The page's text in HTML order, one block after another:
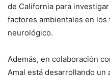
de California para
factores ambientales en
neurológico.
Además, en colaboración
Amal está desarrollando un